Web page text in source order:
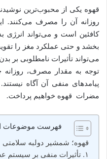
قهوه یکی از محبوب‌ترین
روزانه آن را مصرف می‌کنند.
کافئین است و می‌تواند انرژی
بخشد و حتی عملکرد مغز را
می‌تواند تأثیرات نامطلوبی بر
توجه به مقدار مصرف، روزانه
پیامدهای منفی آن آگاه
مضرات قهوه خواهیم پرداخت.
فهرست موضوعات
قهوه؛ شمشیر دولبه سلامتی
۱. تأثیرات منفی بر سیستم عصبی